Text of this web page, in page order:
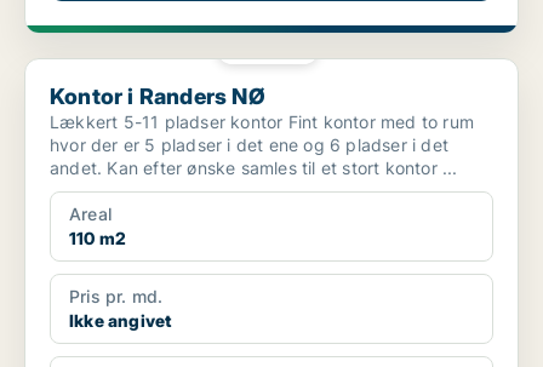
Kontor i Randers NØ
Kontor i Randers NØ
Lækkert 5-11 pladser kontor Fint kontor med to rum
hvor der er 5 pladser i det ene og 6 pladser i det
andet. Kan efter ønske samles til et stort kontor ...
Areal
110 m2
Pris pr. md.
Ikke angivet